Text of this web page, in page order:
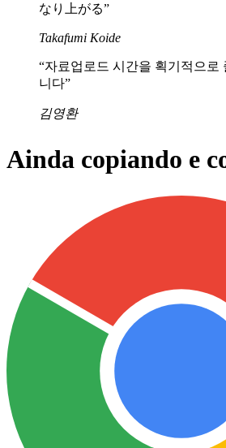
なり上がる”
Takafumi Koide
“자료업로드 시간을 획기적으로
니다”
김영환
Ainda copiando e